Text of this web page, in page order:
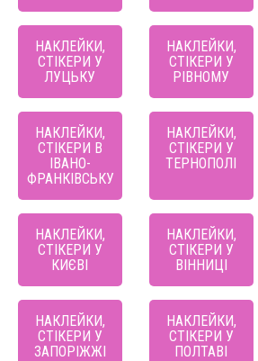
НАКЛЕЙКИ,
СТІКЕРИ У
ЛУЦЬКУ
НАКЛЕЙКИ,
СТІКЕРИ У
РІВНОМУ
НАКЛЕЙКИ,
СТІКЕРИ В
ІВАНО-
ФРАНКІВСЬКУ
НАКЛЕЙКИ,
СТІКЕРИ У
ТЕРНОПОЛІ
НАКЛЕЙКИ,
СТІКЕРИ У
КИЄВІ
НАКЛЕЙКИ,
СТІКЕРИ У
ВІННИЦІ
НАКЛЕЙКИ,
СТІКЕРИ У
ЗАПОРІЖЖІ
НАКЛЕЙКИ,
СТІКЕРИ У
ПОЛТАВІ